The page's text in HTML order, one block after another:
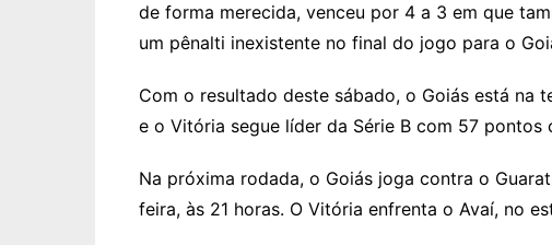
de forma merecida, venceu por 4 a 3 em que
um pênalti inexistente no final do jogo para o
Com o resultado deste sábado, o Goiás está
e o Vitória segue líder da Série B com 57 pontos
Na próxima rodada, o Goiás joga contra o
feira, às 21 horas. O Vitória enfrenta o Avaí, no